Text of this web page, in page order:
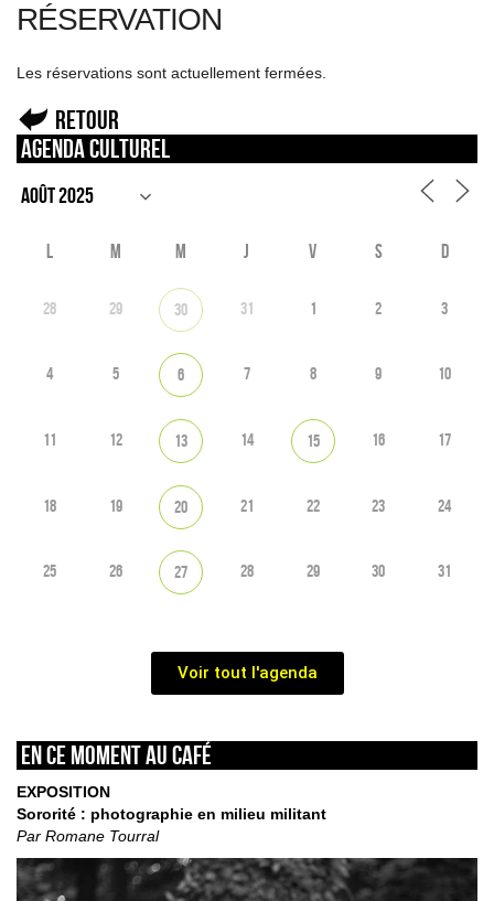
RÉSERVATION
Les réservations sont actuellement fermées.
Retour
Agenda culturel
L M M J V S D
28 29 30 31 1 2 3
4 5 6 7 8 9 10
11 12 13 14 15 16 17
18 19 20 21 22 23 24
25 26 27 28 29 30 31
Voir tout l'agenda
En ce moment au café
EXPOSITION
Sororité : photographie en milieu militant
Par Romane Tourral